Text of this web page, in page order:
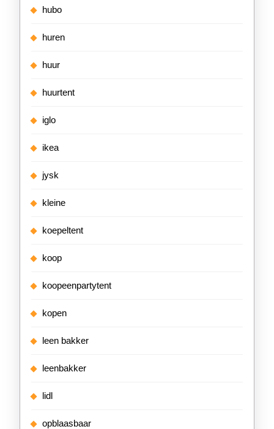
hubo
huren
huur
huurtent
iglo
ikea
jysk
kleine
koepeltent
koop
koopeenpartytent
kopen
leen bakker
leenbakker
lidl
opblaasbaar